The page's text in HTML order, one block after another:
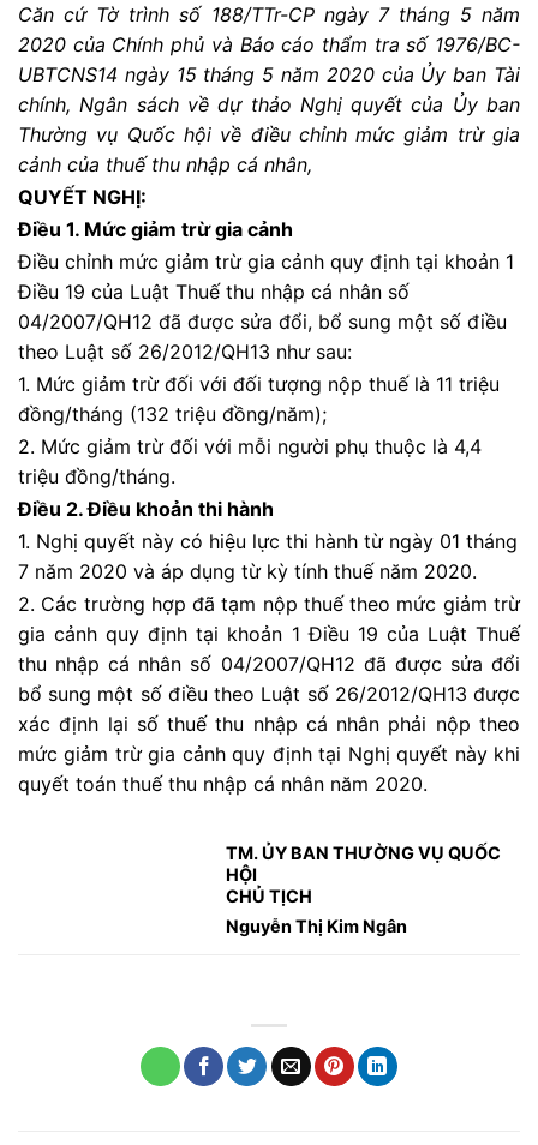
Căn cứ Tờ trình số 188/TTr-CP ngày 7 tháng 5 năm
2020 của Chính phủ và Báo cáo thẩm tra số 1976/BC-
UBTCNS14 ngày 15 tháng 5 năm 2020 của Ủy ban Tài
chính, Ngân sách về dự thảo Nghị quyết của Ủy ban
Thường vụ Quốc hội về điều chỉnh mức giảm trừ gia
cảnh của thuế thu nhập cá nhân,
QUYẾT NGHỊ:
Điều 1. Mức giảm trừ gia cảnh
Điều chỉnh mức giảm trừ gia cảnh quy định tại khoản 1
Điều 19 của Luật Thuế thu nhập cá nhân số
04/2007/QH12 đã được sửa đổi, bổ sung một số điều
theo Luật số 26/2012/QH13 như sau:
1. Mức giảm trừ đối với đối tượng nộp thuế là 11 triệu
đồng/tháng (132 triệu đồng/năm);
2. Mức giảm trừ đối với mỗi người phụ thuộc là 4,4
triệu đồng/tháng.
Điều 2. Điều khoản thi hành
1. Nghị quyết này có hiệu lực thi hành từ ngày 01 tháng
7 năm 2020 và áp dụng từ kỳ tính thuế năm 2020.
2. Các trường hợp đã tạm nộp thuế theo mức giảm trừ
gia cảnh quy định tại khoản 1 Điều 19 của Luật Thuế
thu nhập cá nhân số 04/2007/QH12 đã được sửa đổi
bổ sung một số điều theo Luật số 26/2012/QH13 được
xác định lại số thuế thu nhập cá nhân phải nộp theo
mức giảm trừ gia cảnh quy định tại Nghị quyết này khi
quyết toán thuế thu nhập cá nhân năm 2020.
TM. ỦY BAN THƯỜNG VỤ QUỐC
HỘI
CHỦ TỊCH
Nguyễn Thị Kim Ngân